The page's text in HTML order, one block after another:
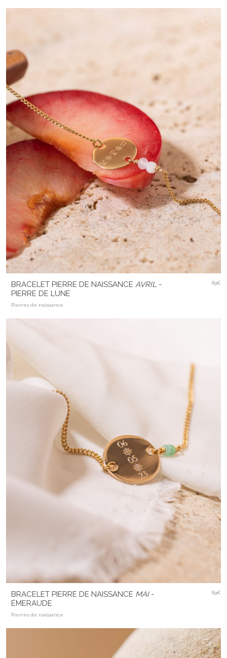
BRACELET PIERRE DE NAISSANCE AVRIL -
PIERRE DE LUNE
Pierres de naissance
69€
BRACELET PIERRE DE NAISSANCE MAI-
ÉMERAUDE
Pierres de naissance
69€